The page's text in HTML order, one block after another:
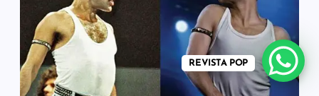
REVISTA POP